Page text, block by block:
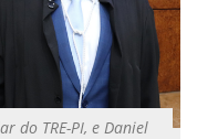
do TRE-PI, e Daniel